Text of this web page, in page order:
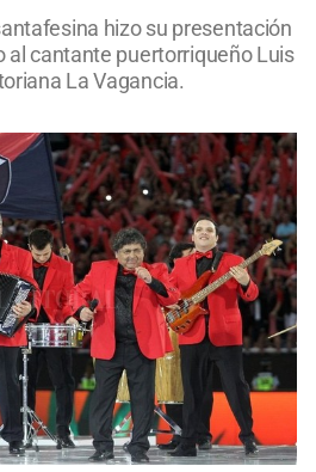
hizo su presentación
al cantante puertorriqueño Luis
La Vagancia.